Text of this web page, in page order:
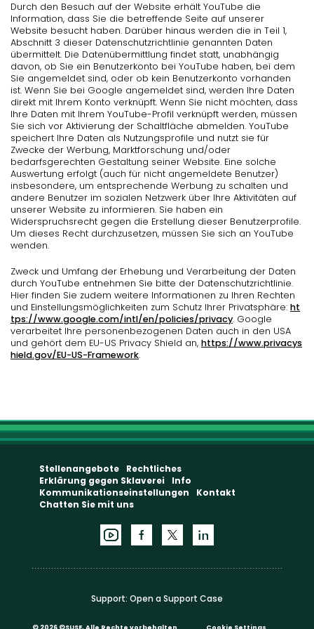
Durch den Besuch auf der Website erhält YouTube die
Information, dass Sie die betreffende Seite auf unserer
Website besucht haben. Darüber hinaus werden die in Teil 1,
Abschnitt 3 dieser Datenschutzrichtlinie genannten Daten
übermittelt. Die Datenübermittlung findet statt, unabhängig
davon, ob Sie ein Benutzerkonto bei YouTube haben, bei dem
Sie angemeldet sind, oder ob kein Benutzerkonto vorhanden
ist. Wenn Sie bei Google angemeldet sind, werden Ihre Daten
direkt mit Ihrem Konto verknüpft. Wenn Sie nicht möchten, dass
Ihre Daten mit Ihrem YouTube-Profil verknüpft werden, müssen
Sie sich vor Aktivierung der Schaltfläche abmelden. YouTube
speichert Ihre Daten als Nutzungsprofile und nutzt sie für
Zwecke der Werbung, Marktforschung und/oder
bedarfsgerechten Gestaltung seiner Website. Eine solche
Auswertung erfolgt (auch für nicht angemeldete Benutzer)
insbesondere, um entsprechende Werbung zu schalten und
andere Benutzer im sozialen Netzwerk über Ihre Aktivitäten auf
unserer Website zu informieren. Sie haben ein
Widerspruchsrecht gegen die Erstellung dieser Benutzerprofile.
Um dieses Recht durchzusetzen, müssen Sie sich an YouTube
wenden.
Zweck und Umfang der Erhebung und Verarbeitung der Daten
durch YouTube entnehmen Sie bitte der Datenschutzrichtlinie.
Hier finden Sie zudem weitere Informationen zu Ihren Rechten
und Einstellungsmöglichkeiten zum Schutz Ihrer Privatsphäre: ht
tps://www.google.com/intl/en/policies/privacy. Google
verarbeitet Ihre personenbezogenen Daten auch in den USA
und gehört dem EU-US Privacy Shield an, https://www.privacys
hield.gov/EU-US-Framework.
Stellenangebote
Rechtliches
Erklärung gegen Sklaverei
Info
Kommunikationseinstellungen
Kontakt
Chatten Sie mit uns
Support: Open a Support Case